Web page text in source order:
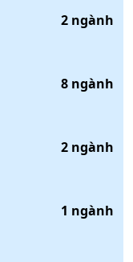
2 ngành
8 ngành
2 ngành
1 ngành